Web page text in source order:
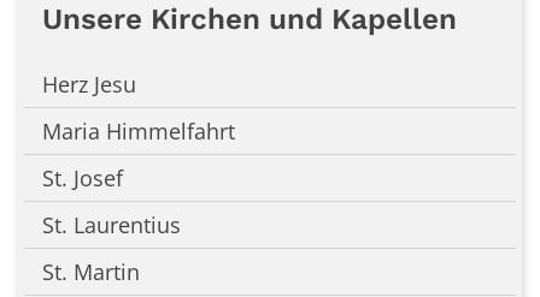
Unsere Kirchen und Kapellen
Herz Jesu
Maria Himmelfahrt
St. Josef
St. Laurentius
St. Martin